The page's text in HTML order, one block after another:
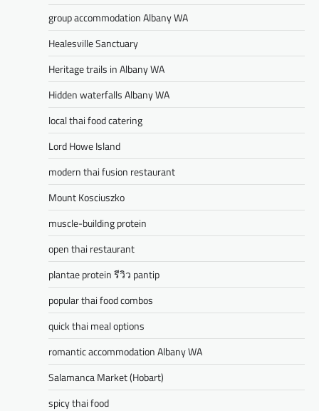
group accommodation Albany WA
Healesville Sanctuary
Heritage trails in Albany WA
Hidden waterfalls Albany WA
local thai food catering
Lord Howe Island
modern thai fusion restaurant
Mount Kosciuszko
muscle-building protein
open thai restaurant
plantae protein รีวิว pantip
popular thai food combos
quick thai meal options
romantic accommodation Albany WA
Salamanca Market (Hobart)
spicy thai food